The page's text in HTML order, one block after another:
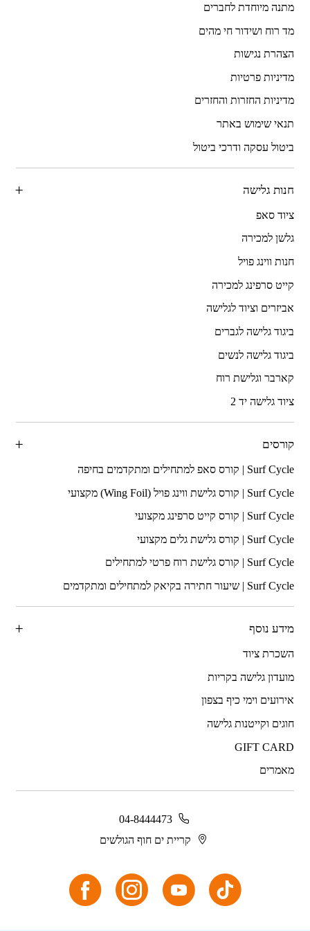
מתנה מיוחדת לחברים
מד רוח ושידור חי מהים
הצהרת נגישות
מדיניות פרטיות
מדיניות החזרות והחזרים
תנאי שימוש באתר
ביטול עסקה ודרכי ביטול
חנות גלישה
ציוד סאפ
גלשן למכירה
חנות ווינג פויל
קייט סרפינג למכירה
אביזרים וציוד לגלישה
ביגוד גלישה לגברים
ביגוד גלישה לנשים
קארבר וגלישת רוח
ציוד גלישה יד 2
קורסים
מידע נוסף
השכרת ציוד
מועדון גלישה בקריות
אירועים וימי כיף בצפון
חוגים וקייטנות גלישה
GIFT CARD
מאמרים
04-8444473
קריית ים חוף הגולשים